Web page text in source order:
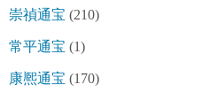
崇禎通宝 (210)
常平通宝 (1)
康熈通宝 (170)